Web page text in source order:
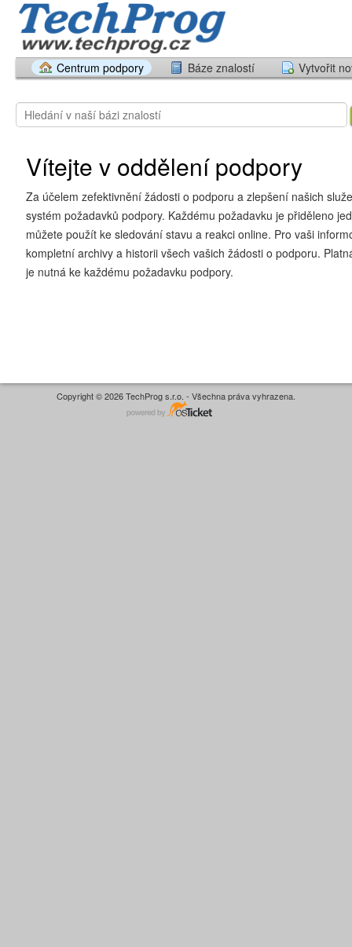
Centrum podpory Báze znalostí Vytvořit
Vítejte v oddělení podpory
Za účelem zefektivnění žádosti o podporu a zlepšení našich
systém požadavků podpory. Každému požadavku je přiděleno
můžete použít ke sledování stavu a reakci online. Pro vaši
kompletní archivy a historii všech vašich žádosti o podporu.
je nutná ke každému požadavku podpory.
Copyright © 2026 TechProg s.r.o. - Všechna práva vyhrazena.